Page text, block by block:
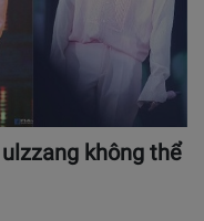
không thể